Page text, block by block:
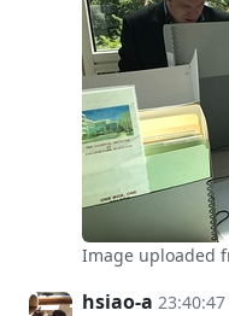
Image uploaded
hsiao-a 23:40:47